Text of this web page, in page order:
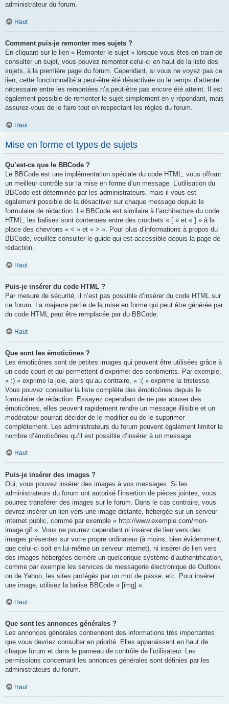
administrateur du forum.
Haut
Comment puis-je remonter mes sujets ?
En cliquant sur le lien « Remonter le sujet » lorsque vous êtes en train de
consulter un sujet, vous pouvez remonter celui-ci en haut de la liste des
sujets, à la première page du forum. Cependant, si vous ne voyez pas ce
lien, cette fonctionnalité a peut-être été désactivée ou le temps d’attente
nécessaire entre les remontées n’a peut-être pas encore été atteint. Il est
également possible de remonter le sujet simplement en y répondant, mais
assurez-vous de le faire tout en respectant les règles du forum.
Haut
Mise en forme et types de sujets
Qu’est-ce que le BBCode ?
Le BBCode est une implémentation spéciale du code HTML, vous offrant
un meilleur contrôle sur la mise en forme d’un message. L’utilisation du
BBCode est déterminée par les administrateurs, mais il vous est
également possible de la désactiver sur chaque message depuis le
formulaire de rédaction. Le BBCode est similaire à l’architecture du code
HTML, les balises sont contenues entre des crochets « [ » et « ] » à la
place des chevrons « < » et « > ». Pour plus d’informations à propos du
BBCode, veuillez consulter le guide qui est accessible depuis la page de
rédaction.
Haut
Puis-je insérer du code HTML ?
Par mesure de sécurité, il n’est pas possible d’insérer du code HTML sur
ce forum. La majeure partie de la mise en forme qui peut être générée par
du code HTML peut être remplacée par du BBCode.
Haut
Que sont les émoticônes ?
Les émoticônes sont de petites images qui peuvent être utilisées grâce à
un code court et qui permettent d’exprimer des sentiments. Par exemple,
« :) » exprime la joie, alors qu’au contraire, « :( » exprime la tristesse.
Vous pouvez consulter la liste complète des émoticônes depuis le
formulaire de rédaction. Essayez cependant de ne pas abuser des
émoticônes, elles peuvent rapidement rendre un message illisible et un
modérateur pourrait décider de le modifier ou de le supprimer
complètement. Les administrateurs du forum peuvent également limiter le
nombre d’émoticônes qu’il est possible d’insérer à un message.
Haut
Puis-je insérer des images ?
Oui, vous pouvez insérer des images à vos messages. Si les
administrateurs du forum ont autorisé l’insertion de pièces jointes, vous
pourrez transférer des images sur le forum. Dans le cas contraire, vous
devrez insérer un lien vers une image distante, hébergée sur un serveur
internet public, comme par exemple « http://www.exemple.com/mon-
image.gif ». Vous ne pourrez cependant ni insérer de lien vers des
images présentes sur votre propre ordinateur (à moins, bien évidemment,
que celui-ci soit en lui-même un serveur internet), ni insérer de lien vers
des images hébergées derrière un quelconque système d’authentification,
comme par exemple les services de messagerie électronique de Outlook
ou de Yahoo, les sites protégés par un mot de passe, etc. Pour insérer
une image, utilisez la balise BBCode « [img] ».
Haut
Que sont les annonces générales ?
Les annonces générales contiennent des informations très importantes
que vous devriez consulter en priorité. Elles apparaissent en haut de
chaque forum et dans le panneau de contrôle de l’utilisateur. Les
permissions concernant les annonces générales sont définies par les
administrateurs du forum.
Haut